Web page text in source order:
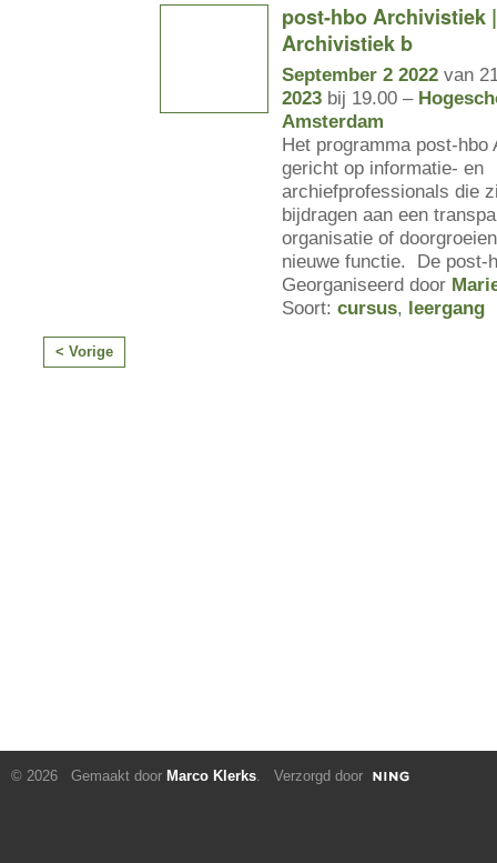
post-hbo Archivistiek
Archivistiek b
September 2 2022 van
2023 bij 19.00 –
Amsterdam
Het programma post-
gericht op informatie- en
archiefprofessionals die
bijdragen aan een
organisatie of
nieuwe functie. De post-
Georganiseerd door
Soort: cursus, leergang
< Vorige
© 2026 Gemaakt door Marco Klerks . Verzorgd door